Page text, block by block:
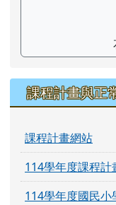
課程計畫與正
課程計畫網站
114學年度課程計
114學年度國民